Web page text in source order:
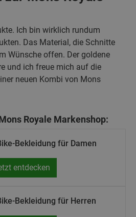
Ich bin wirklich rundum
Das Material, die Schnitte
Wünsche offen. Der goldene
und ich freue mich auf die
neuen Kombi von Mons
Royale Markenshop:
Bekleidung für Damen
entdecken
Bekleidung für Herren